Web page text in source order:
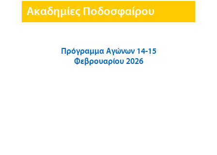
Ακαδημίες Ποδοσφαίρου
Πρόγραμμα Αγώνων 14-15
Φεβρουαρίου 2026